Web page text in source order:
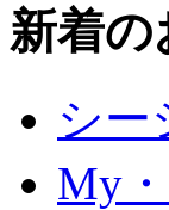
新着の
シー
My